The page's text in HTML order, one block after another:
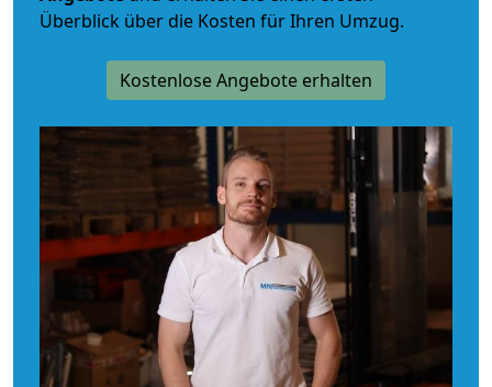
Überblick über die Kosten für Ihren Umzug.
Kostenlose Angebote erhalten